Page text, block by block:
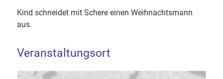
Kind schneidet mit Schere einen Weihnachtsmann
aus.
Veranstaltungsort